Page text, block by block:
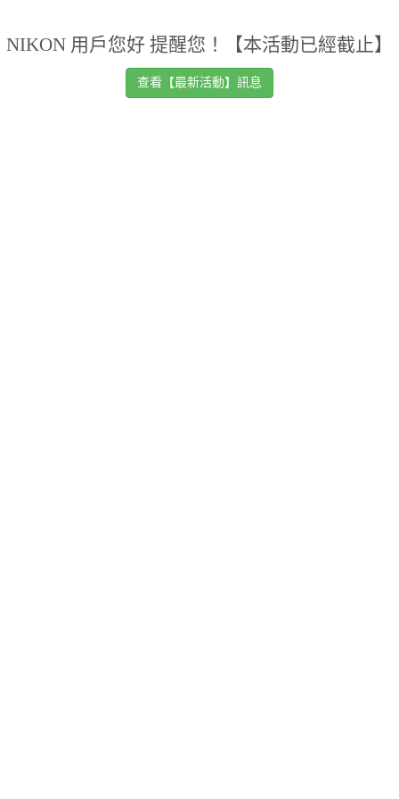
NIKON 用戶您好 提醒您！【本活動已經截止】
查看【最新活動】訊息